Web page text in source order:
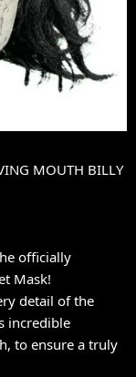
MOUTH BILLY
officially
Mask!
detail of the
incredible
to ensure a truly